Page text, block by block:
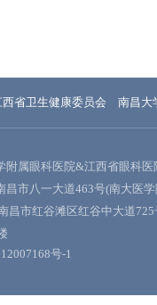
西省卫生健康委员会 南昌大
附属眼科医院&江西省眼科医
昌市八一大道463号(南大医
昌市红谷滩区红谷中大道725
号-1